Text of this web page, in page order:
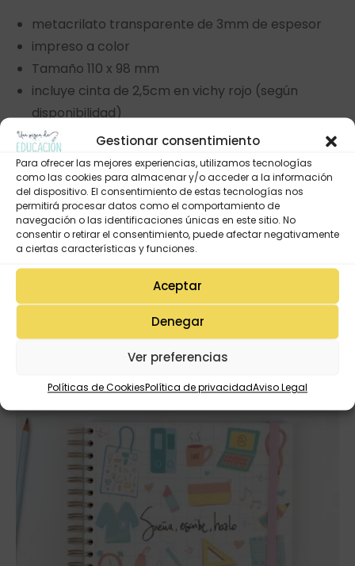
Gestionar consentimiento
Para ofrecer las mejores experiencias, utilizamos tecnologías
como las cookies para almacenar y/o acceder a la información
del dispositivo. El consentimiento de estas tecnologías nos
permitirá procesar datos como el comportamiento de
navegación o las identificaciones únicas en este sitio. No
consentir o retirar el consentimiento, puede afectar negativamente
a ciertas características y funciones.
Aceptar
Denegar
Ver preferencias
Políticas de CookiesPolítica de privacidadAviso Legal
metacrilato transparente de 3mm de espesor
impreso a color
Tamaño 110 x 98 mm
incluye cinta de 2,5cm en vichy rojo (según
disponibilidad)
VALORACIONES (0)
Productos Relacionados
¡Oferta!